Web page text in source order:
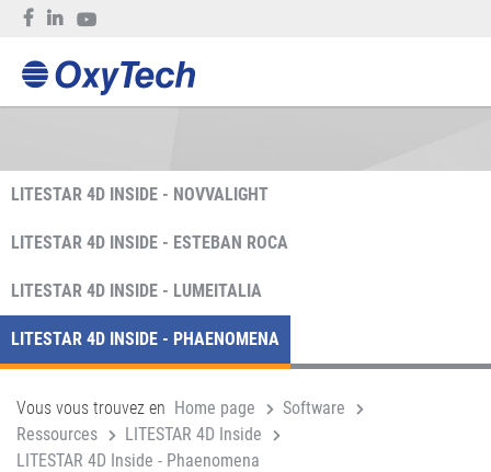
LITESTAR 4D INSIDE - NOVVALIGHT
LITESTAR 4D INSIDE - ESTEBAN ROCA
LITESTAR 4D INSIDE - LUMEITALIA
LITESTAR 4D INSIDE - PHAENOMENA
Vous vous trouvez en Home page
Software
Ressources
LITESTAR 4D Inside
LITESTAR 4D Inside - Phaenomena